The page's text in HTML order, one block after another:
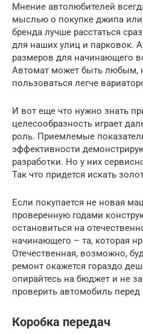
Мнение автолюбителей
мыслью о покупке джипа или
бренда лучше расстаться
для наших улиц и парковок.
размеров для начинающего
Автомат может быть любым,
пользоваться легче
И вот еще что нужно знать
целесообразность играет
роль. Приемлемые
эффективности
разработки. Но у них
Так что придется искать
Если покупается не новая
проверенную годами
остановиться на
начинающего – та, которая
Отечественная, возможно,
ремонт окажется гораздо
опирайтесь на бюджет и не
проверить автомобиль перед
Коробка передач